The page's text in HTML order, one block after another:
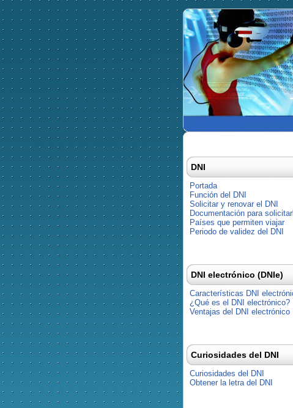
DNI
Portada
Función del DNI
Solicitar y renovar el DNI
Documentación para
Países que permiten viajar
Periodo de validez del DNI
DNI electrónico (DNIe)
Características DNI
¿Qué es el DNI electrónico?
Ventajas del DNI electrónico
Curiosidades del DNI
Curiosidades del DNI
Obtener la letra del DNI